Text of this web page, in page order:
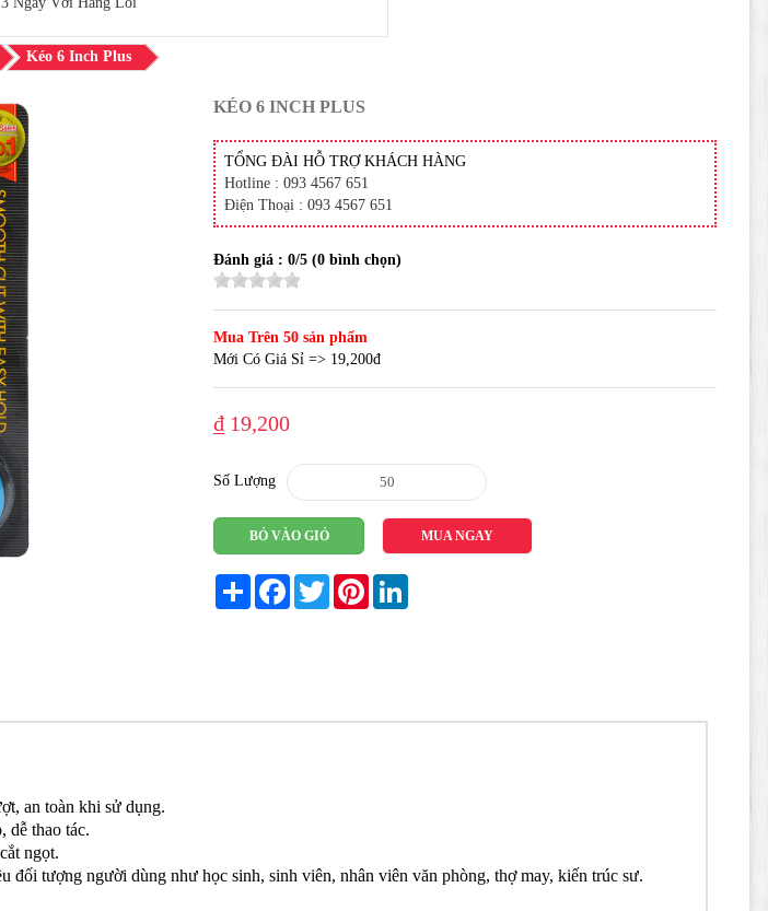
Kéo 6 Inch Plus
KÉO 6 INCH PLUS
TỔNG ĐÀI HỖ TRỢ KHÁCH HÀNG
Hotline : 093 4567 651
Điện Thoại : 093 4567 651
Đánh giá : 0/5 (0 bình chọn)
Mua Trên 50 sản phẩm
Mới Có Giá Sỉ => 19,200đ
₫ 19,200
Số Lượng
BỎ VÀO GIỎ MUA NGAY
Share FacebookTwitterPinterest
an toàn khi sử dụng.
dễ thao tác.
ngọt.
tượng người dùng như học sinh, sinh viên, nhân viên văn phòng, thợ may, kiến trúc sư.